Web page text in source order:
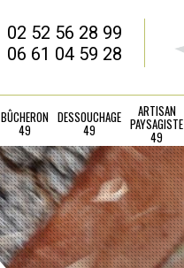
02 52 56 28 99
06 61 04 59 28
BÛCHERON
49
DESSOUCHAGE
49
ARTISAN
PAYSAGISTE
49